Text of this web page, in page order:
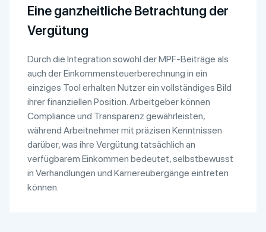
Eine ganzheitliche Betrachtung der
Vergütung
Durch die Integration sowohl der MPF-Beiträge als
auch der Einkommensteuerberechnung in ein
einziges Tool erhalten Nutzer ein vollständiges Bild
ihrer finanziellen Position. Arbeitgeber können
Compliance und Transparenz gewährleisten,
während Arbeitnehmer mit präzisen Kenntnissen
darüber, was ihre Vergütung tatsächlich an
verfügbarem Einkommen bedeutet, selbstbewusst
in Verhandlungen und Karriereübergänge eintreten
können.